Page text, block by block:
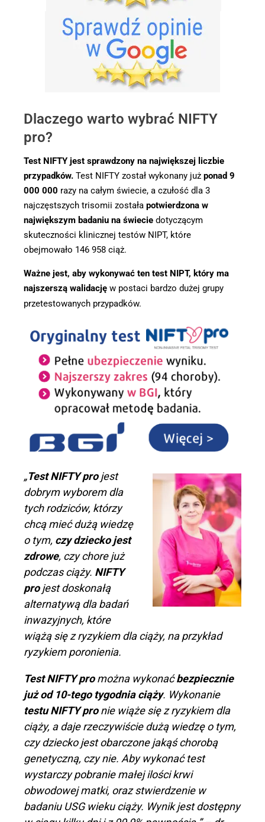
Dlaczego warto wybrać NIFTY
pro?
Test NIFTY jest sprawdzony na największej liczbie
przypadków. Test NIFTY został wykonany już ponad 9
000 000 razy na całym świecie, a czułość dla 3
najczęstszych trisomii została potwierdzona w
największym badaniu na świecie dotyczącym
skuteczności klinicznej testów NIPT, które
obejmowało 146 958 ciąż.
Ważne jest, aby wykonywać ten test NIPT, który ma
najszerszą walidację w postaci bardzo dużej grupy
przetestowanych przypadków.
„Test NIFTY projest
dobrym wyborem dla
tych rodziców, którzy
chcą mieć dużą wiedzę
o tym, czy dziecko jest
zdrowe, czy chore już
podczas ciąży. NIFTY
projest doskonałą
alternatywą dla badań
inwazyjnych, które
wiążą się z ryzykiem dla ciąży, na przykład
ryzykiem poronienia.
Test NIFTY promożna wykonaćbezpiecznie
już od 10-tego tygodnia ciąży. Wykonanie
testu NIFTY pronie wiąże się z ryzykiem dla
ciąży, a daje rzeczywiście dużą wiedzę o tym,
czy dziecko jest obarczone jakąś chorobą
genetyczną, czy nie. Aby wykonać test
wystarczy pobranie małej ilości krwi
obwodowej matki, oraz stwierdzenie w
badaniu USG wieku ciąży. Wynik jest dostępny